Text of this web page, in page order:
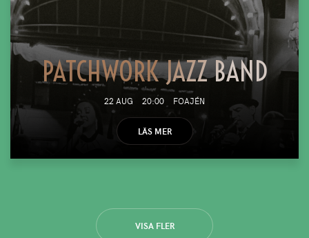
PATCHWORK JAZZ BAND
22 AUG 20:00 FOAJÉN
LÄS MER
VISA FLER